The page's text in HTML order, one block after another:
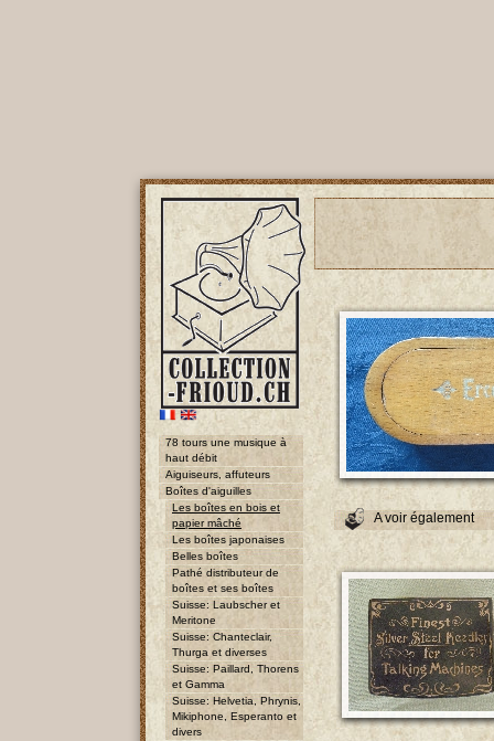
78 tours une musique à
haut débit
Aiguiseurs, affuteurs
Boîtes d'aiguilles
Les boîtes en bois et
papier mâché
Les boîtes japonaises
Belles boîtes
Pathé distributeur de
boîtes et ses boîtes
Suisse: Laubscher et
Meritone
Suisse: Chanteclair,
Thurga et diverses
Suisse: Paillard, Thorens
et Gamma
Suisse: Helvetia, Phrynis,
Mikiphone, Esperanto et
divers
A voir également